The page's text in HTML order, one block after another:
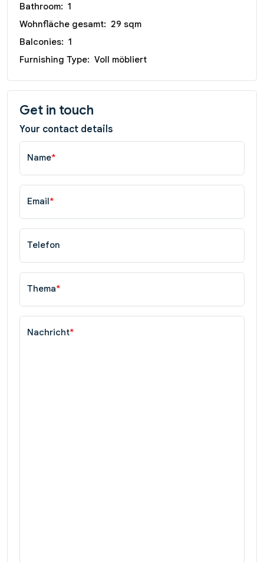
Bathroom: 1
Wohnfläche gesamt: 29 sqm
Balconies: 1
Furnishing Type: Voll möbliert
Get in touch
Your contact details
Name*
Email*
Telefon
Thema*
Nachricht*